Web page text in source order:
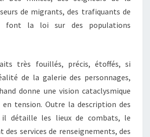
de migrants, des trafiquants de
font la loi sur des populations
très fouillés, précis, étoffés, si
de la galerie des personnages,
donne une vision cataclysmique
tension. Outre la description des
il détaille les lieux de combats, le
services de renseignements, des